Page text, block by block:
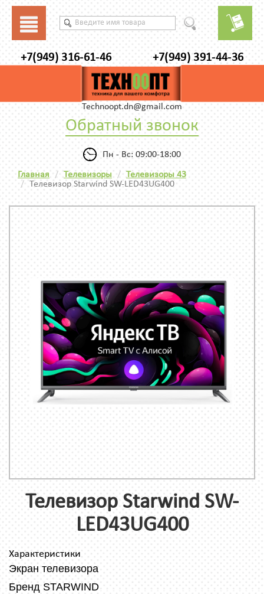
+7(949) 316-61-46 +7(949) 391-44-36
Technoopt.dn@gmail.com
Обратный звонок
Пн - Вс: 09:00-18:00
Главная Телевизоры
Телевизоры 43
Телевизор Starwind SW-LED43UG400
Телевизор Starwind SW-
LED43UG400
Характеристики
Экран телевизора
Бренд STARWIND